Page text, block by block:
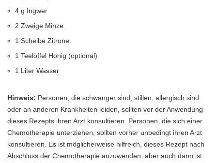
4 g Ingwer
2 Zweige Minze
1 Scheibe Zitrone
1 Teelöffel Honig (optional)
1 Liter Wasser
Hinweis: Personen, die schwanger sind, stillen, allergisch sind
oder an anderen Krankheiten leiden, sollten vor der Anwendung
dieses Rezepts ihren Arzt konsultieren. Personen, die sich einer
Chemotherapie unterziehen, sollten vorher unbedingt ihren Arzt
konsultieren. Es ist möglicherweise hilfreich, dieses Rezept nach
Abschluss der Chemotherapie anzuwenden, aber auch dann ist